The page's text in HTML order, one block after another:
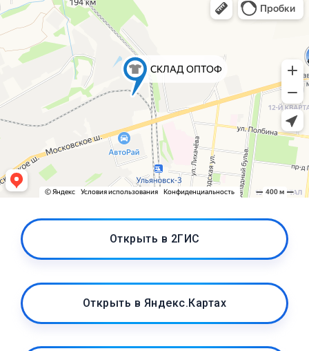
Открыть в 2ГИС
Открыть в Яндекс.Картах